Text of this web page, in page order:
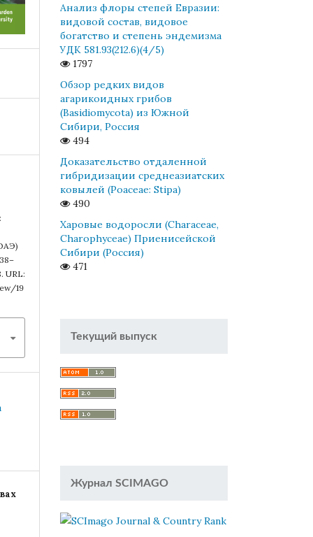
URL:
19
Анализ флоры степей Евразии:
видовой состав, видовое
богатство и степень эндемизма
УДК 581.93(212.6)(4/5)
1797
Обзор редких видов
агарикоидных грибов
(Basidiomycota) из Южной
Сибири, Россия
494
Доказательство отдаленной
гибридизации среднеазиатских
ковылей (Poaceae: Stipa)
490
Харовые водоросли (Characeae,
Charophyceae) Приенисейской
Сибири (Россия)
471
Текущий выпуск
Журнал SCIMAGO